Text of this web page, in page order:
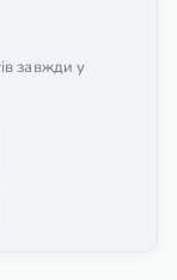
завжди у